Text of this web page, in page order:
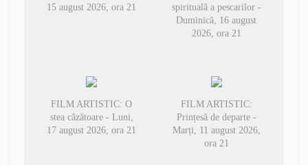
15 august 2026, ora 21
spirituală a pescarilor -
Duminică, 16 august
2026, ora 21
FILM ARTISTIC: O
stea căzătoare - Luni,
17 august 2026, ora 21
FILM ARTISTIC:
Prințesă de departe -
Marți, 11 august 2026,
ora 21